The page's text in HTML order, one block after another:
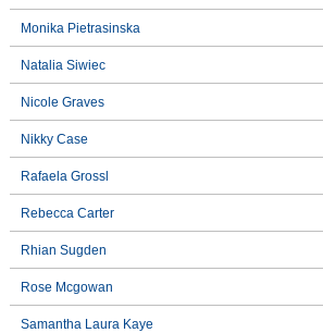
Monika Pietrasinska
Natalia Siwiec
Nicole Graves
Nikky Case
Rafaela Grossl
Rebecca Carter
Rhian Sugden
Rose Mcgowan
Samantha Laura Kaye